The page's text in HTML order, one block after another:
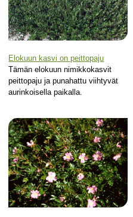
Elokuun kasvi on peittopaju
Tämän elokuun nimikkokasvit
peittopaju ja punahattu viihtyvät
aurinkoisella paikalla.